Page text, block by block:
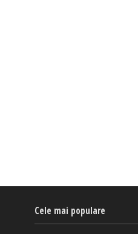
Cele mai populare